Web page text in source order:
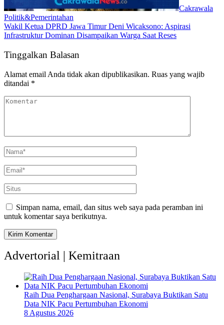
Cakrawala
Politik&Pemerintahan
Wakil Ketua DPRD Jawa Timur Deni Wicaksono: Aspirasi
Infrastruktur Dominan Disampaikan Warga Saat Reses
Tinggalkan Balasan
Alamat email Anda tidak akan dipublikasikan. Ruas yang wajib
ditandai *
Simpan nama, email, dan situs web saya pada peramban ini
untuk komentar saya berikutnya.
Advertorial | Kemitraan
Raih Dua Penghargaan Nasional, Surabaya Buktikan Satu
Data NIK Pacu Pertumbuhan Ekonomi
8 Agustus 2026